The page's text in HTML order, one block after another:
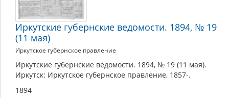
Иркутские губернские ведомости. 1894, № 19
(11 мая)
Иркутское губернское правление
Иркутские губернские ведомости. 1894, № 19 (11 мая).
Иркутск: Иркутское губернское правление, 1857-.
1894